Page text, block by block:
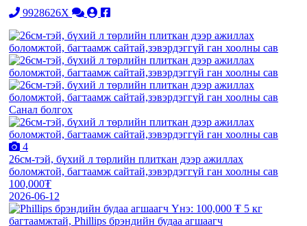
9928626X
Санал болгох
4
26см-тэй, бүхий л төрлийн плиткан дээр ажиллах
боломжтой, багтаамж сайтай,зэвэрдэггүй ган хоолны сав
100,000₮
2026-06-12